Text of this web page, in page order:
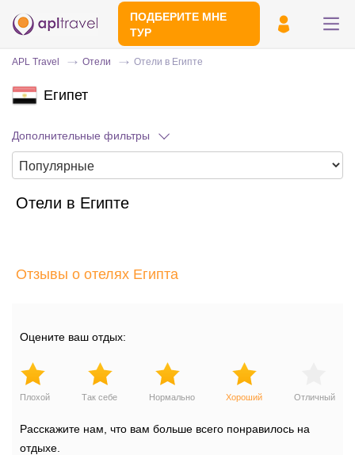
ПОДБЕРИТЕ МНЕ
ТУР
минут
APL Travel Отели Отели в Египте
Египет
Дополнительные фильтры
Отели в Египте
Отзывы о отелях Египта
Оцените ваш отдых:
Плохой Так себе Нормально Хороший Отличный
Расскажите нам, что вам больше всего понравилось на
отдыхе.